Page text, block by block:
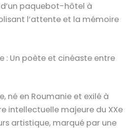
paquebot-hôtel à
l’attente et la mémoire
: Un poète et cinéaste entre
né en Roumanie et exilé à
intellectuelle majeure du XXe
artistique, marqué par une